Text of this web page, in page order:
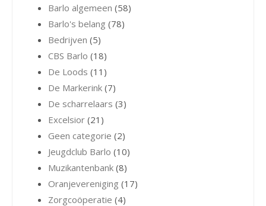
Barlo algemeen (58)
Barlo's belang (78)
Bedrijven (5)
CBS Barlo (18)
De Loods (11)
De Markerink (7)
De scharrelaars (3)
Excelsior (21)
Geen categorie (2)
Jeugdclub Barlo (10)
Muzikantenbank (8)
Oranjevereniging (17)
Zorgcoöperatie (4)